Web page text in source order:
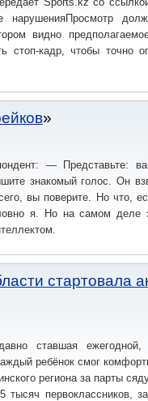
нарушенияПросмотр
видно
стоп-кадр, чтобы точно
— Представьте:
знакомый голос. Он
вы поверите. Но что,
я. Но на самом деле
стартовала
ставшая ежегодной,
ребёнок смог
региона за парты
первоклассников,